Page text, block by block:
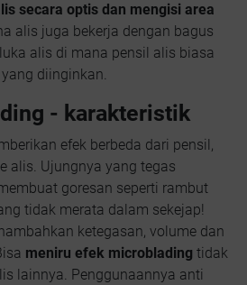
secara optis dan mengisi area
alis juga bekerja dengan bagus
alis di mana pensil alis biasa
diinginkan.
- karakteristik
efek berbeda dari pensil,
alis. Ujungnya yang tegas
goresan seperti rambut
tidak merata dalam sekejap!
ketegasan, volume dan
meniru efek microblading tidak
lainnya. Penggunaannya anti